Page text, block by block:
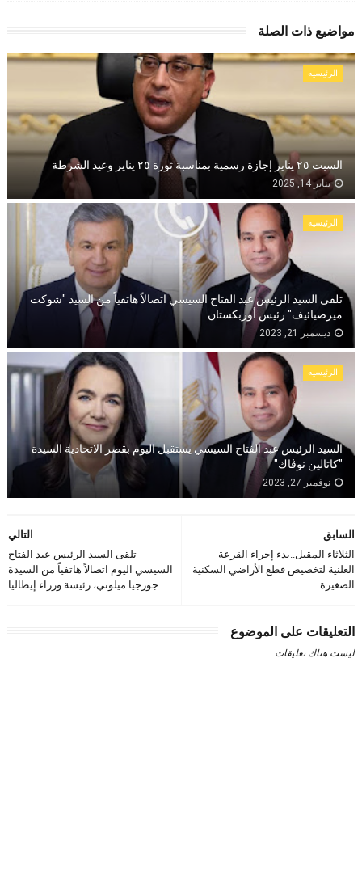
مواضيع ذات الصلة
الرئيسيه
السبت ٢٥ يناير إجازة رسمية بمناسبة ثورة ٢٥ يناير وعيد الشرطة
يناير 14, 2025
الرئيسيه
تلقى السيد الرئيس عبد الفتاح السيسي اتصالاً هاتفياً من السيد "شوكت
ميرضيائيف" رئيس أوزبكستان
ديسمبر 21, 2023
الرئيسيه
السيد الرئيس عبد الفتاح السيسي يستقبل اليوم بقصر الاتحادية السيدة
"كاتالين نوڤاك"
نوفمبر 27, 2023
التالي
تلقى السيد الرئيس عبد الفتاح
السيسي اليوم اتصالاً هاتفياً من السيدة
جورجيا ميلوني، رئيسة وزراء إيطاليا
السابق
الثلاثاء المقبل..بدء إجراء القرعة
العلنية لتخصيص قطع الأراضي السكنية
الصغيرة
التعليقات على الموضوع
ليست هناك تعليقات